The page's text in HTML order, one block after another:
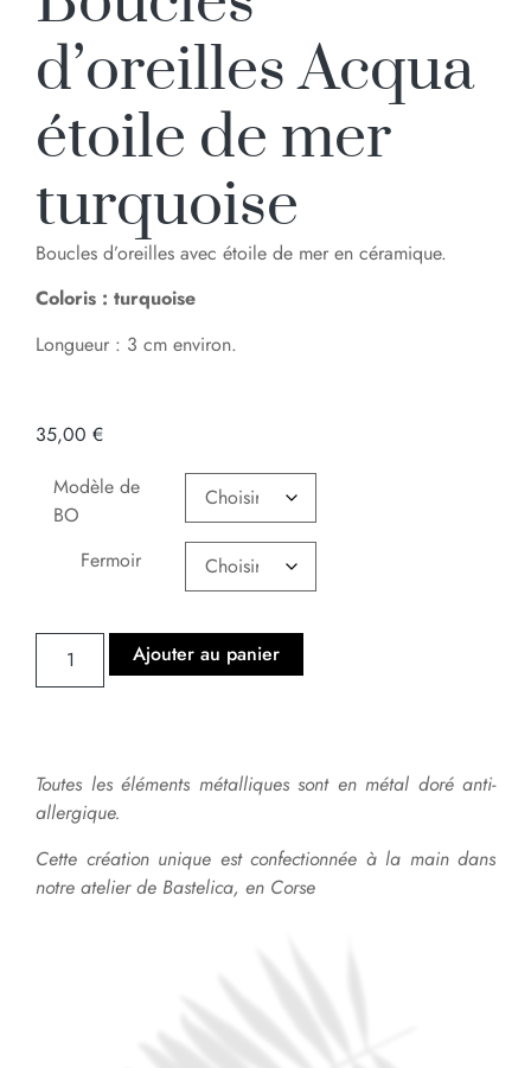
d’oreilles Acqua
étoile de mer
turquoise
Boucles d’oreilles avec étoile de mer en céramique.
Coloris : turquoise
Longueur : 3 cm environ.
35,00 €
Modèle de
BO
Fermoir
Ajouter au panier
Toutes les éléments métalliques sont en métal doré anti-
allergique.
Cette création unique est confectionnée à la main dans
notre atelier de Bastelica, en Corse